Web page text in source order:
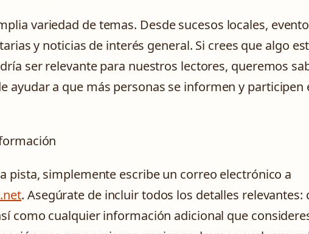
variedad de temas. Desde sucesos locales,
y noticias de interés general. Si crees que algo
ser relevante para nuestros lectores, queremos
ayudar a que más personas se informen y participen
pista, simplemente escribe un correo electrónico a
. Asegúrate de incluir todos los detalles relevantes:
como cualquier información adicional que